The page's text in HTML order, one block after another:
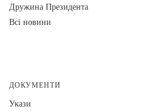
Дружина Президента
Всі новини
ДОКУМЕНТИ
Укази